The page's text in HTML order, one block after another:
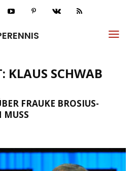
KLAUS SCHWAB
FRAUKE BROSIUS-
MUSS